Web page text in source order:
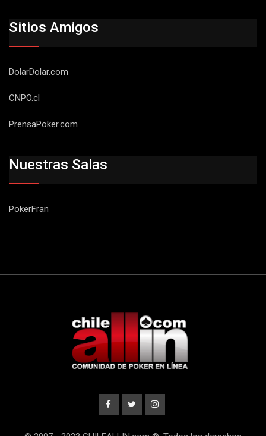
Sitios Amigos
DolarDolar.com
CNPO.cl
PrensaPoker.com
Nuestras Salas
PokerFran